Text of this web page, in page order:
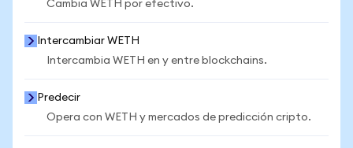
Cambia WETH por efectivo.
Intercambiar WETH
Intercambia WETH en y entre blockchains.
Predecir
Opera con WETH y mercados de predicción cripto.